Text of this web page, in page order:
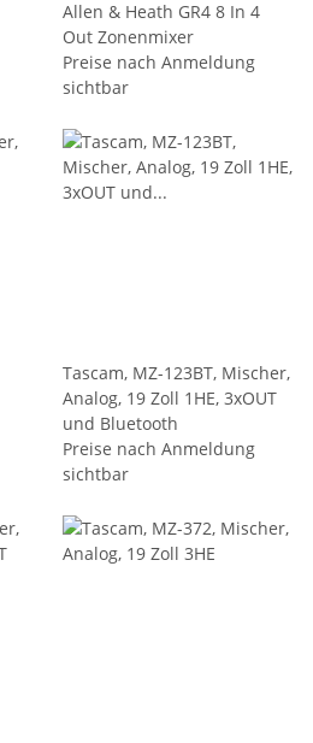
Allen & Heath GR4 8 In 4
Out Zonenmixer
Preise nach Anmeldung
sichtbar
Tascam, MZ-123BT, Mischer,
Analog, 19 Zoll 1HE, 3xOUT
und Bluetooth
Preise nach Anmeldung
sichtbar